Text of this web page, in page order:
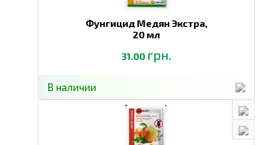
Фунгицид Медян Экстра,
20 мл
31.00 грн.
В наличии